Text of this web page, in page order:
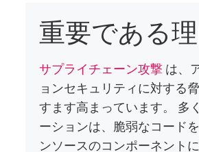
重要である
サプライチェーン攻撃は、
ョンセキュリティに対する
すます高まっています。 多
ーションは、脆弱なコード
ンソースのコンポーネント